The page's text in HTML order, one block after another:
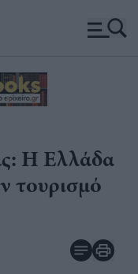
Η Ελλάδα
τουρισμό